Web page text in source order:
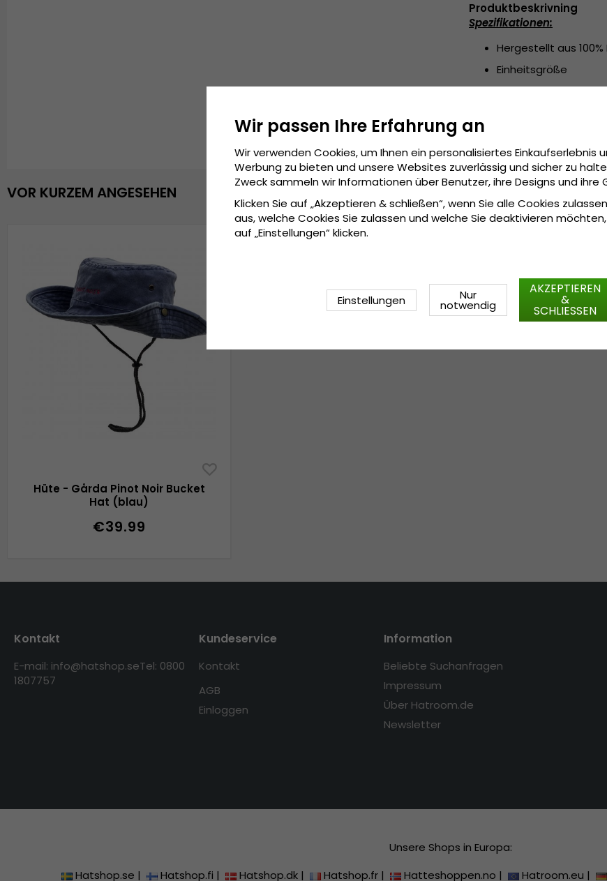
Produktbeskrivning
Spezifikationen:
Hergestellt aus
Einheitsgröße
In China hergestellt
VOR KURZEM ANGESEHEN
Hüte - Gårda Pinot Noir Bucket
Hat (blau)
€39.99
Kontakt
E-mail: info@hatshop.seTel: 0800
1807757
Kundeservice
Kontakt
AGB
Einloggen
Information
Beliebte Suchanfragen
Impressum
Über Hatroom.de
Newsletter
Unsere Shops in Europa:
Hatshop.se | Hatshop.fi | Hatshop.dk | Hatshop.fr | Hatteshoppen.no | Hatroom.eu |
Wir passen Ihre Erfahrung an
Wir verwenden Cookies, um Ihnen ein personalisiertes Einkaufserlebnis
Werbung zu bieten und unsere Websites zuverlässig und sicher zu
Zweck sammeln wir Informationen über Benutzer, ihre Designs und ihre
Klicken Sie auf „Akzeptieren & schließen“, wenn Sie alle Cookies
aus, welche Cookies Sie zulassen und welche Sie deaktivieren
auf „Einstellungen“ klicken.
Einstellungen Nur
notwendig
AKZEPTIEREN
&
SCHLIESSEN